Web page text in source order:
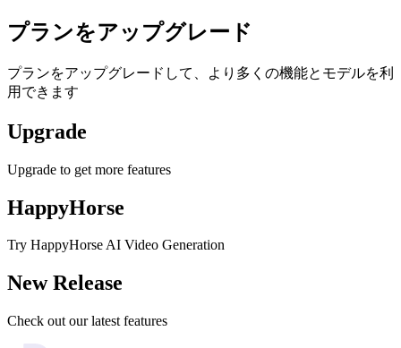
プランをアップグレード
プランをアップグレードして、より多くの機能とモデルを利
用できます
Upgrade
Upgrade to get more features
HappyHorse
Try HappyHorse AI Video Generation
New Release
Check out our latest features